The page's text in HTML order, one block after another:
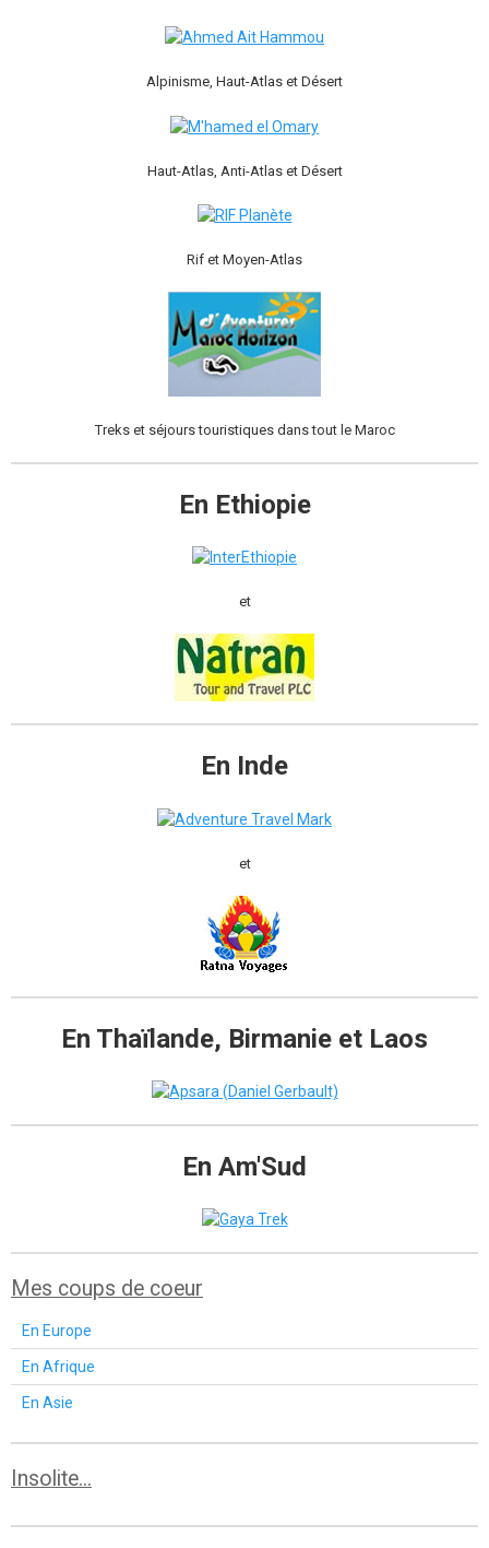
Alpinisme, Haut-Atlas et Désert
Haut-Atlas, Anti-Atlas et Désert
Rif et Moyen-Atlas
Treks et séjours touristiques dans tout le Maroc
En Ethiopie
et
En Inde
et
En Thaïlande, Birmanie et Laos
En Am'Sud
Mes coups de coeur
En Europe
En Afrique
En Asie
Insolite...